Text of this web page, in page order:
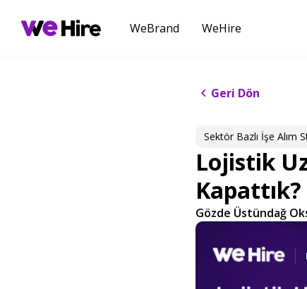
WeBrand WeHire
Geri Dön
Sektör Bazlı​ İşe Alım
Lojistik
Kapattık?
Gözde Üstündağ